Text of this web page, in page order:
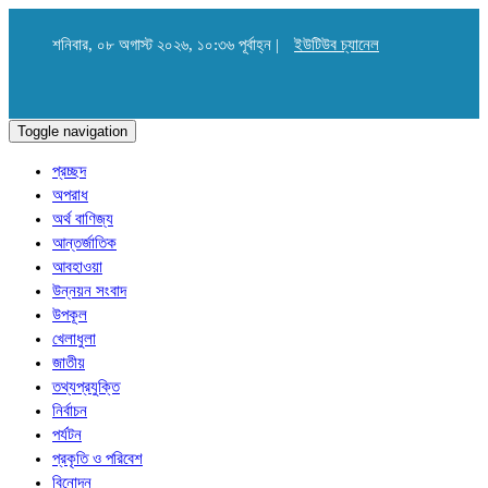
শনিবার, ০৮ অগাস্ট ২০২৬, ১০:৩৬ পূর্বাহ্ন | ইউটিউব চ্যানেল
Toggle navigation
প্রচ্ছদ
অপরাধ
অর্থ বাণিজ্য
আন্তর্জাতিক
আবহাওয়া
উন্নয়ন সংবাদ
উপকূল
খেলাধুলা
জাতীয়
তথ্যপ্রযুক্তি
নির্বাচন
পর্যটন
প্রকৃতি ও পরিবেশ
বিনোদন